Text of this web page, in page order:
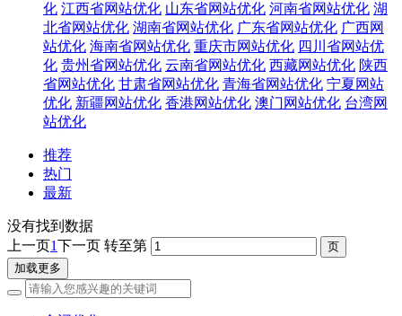
化 江西省网站优化 山东省网站优化 河南省网站优化 湖
北省网站优化 湖南省网站优化 广东省网站优化 广西网
站优化 海南省网站优化 重庆市网站优化 四川省网站优
化 贵州省网站优化 云南省网站优化 西藏网站优化 陕西
省网站优化 甘肃省网站优化 青海省网站优化 宁夏网站
优化 新疆网站优化 香港网站优化 澳门网站优化 台湾网
站优化
推荐
热门
最新
没有找到数据
上一页1下一页 转至第
加载更多